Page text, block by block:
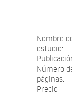
Nombre
estudio:
Número
páginas:
Precio